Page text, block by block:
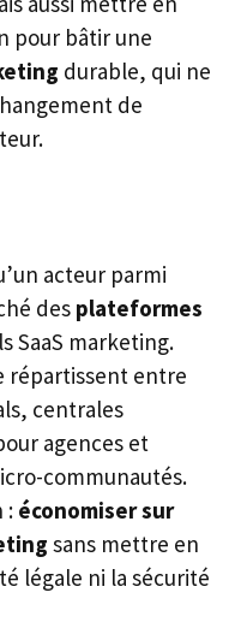
pour bâtir une
durable, qui ne
de
acteur parmi
des plateformes
SaaS marketing.
répartissent entre
centrales
agences et
communautés.
: économiser sur
sans mettre en
légale ni la sécurité